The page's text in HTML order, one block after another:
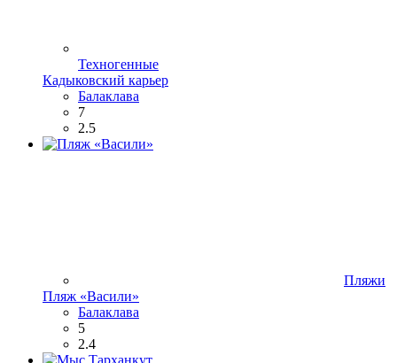
Техногенные
Кадыковский карьер
Балаклава
7
2.5
Пляжи
Пляж «Васили»
Балаклава
5
2.4